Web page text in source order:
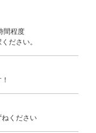
間程度
ださい。
ください